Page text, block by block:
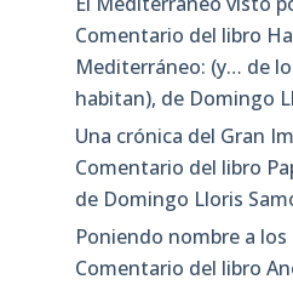
Comentario del libro
Mediterráneo: (y… de
habitan), de Domingo
Una crónica del Gran
Comentario del libro
de Domingo Lloris
Poniendo nombre a los
Comentario del libro